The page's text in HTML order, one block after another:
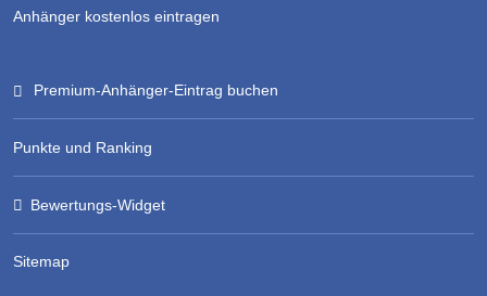
Anhänger kostenlos eintragen
Premium-Anhänger-Eintrag buchen
Punkte und Ranking
Bewertungs-Widget
Sitemap